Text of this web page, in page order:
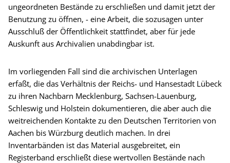
ungeordneten Bestände zu erschließen und damit jetzt der
Benutzung zu öffnen, - eine Arbeit, die sozusagen unter
Ausschluß der Öffentlichkeit stattfindet, aber für jede
Auskunft aus Archivalien unabdingbar ist.
Im vorliegenden Fall sind die archivischen Unterlagen
erfaßt, die das Verhältnis der Reichs- und Hansestadt Lübeck
zu ihren Nachbarn Mecklenburg, Sachsen-Lauenburg,
Schleswig und Holstein dokumentieren, die aber auch die
weitreichenden Kontakte zu den Deutschen Territorien von
Aachen bis Würzburg deutlich machen. In drei
Inventarbänden ist das Material ausgebreitet, ein
Registerband erschließt diese wertvollen Bestände nach